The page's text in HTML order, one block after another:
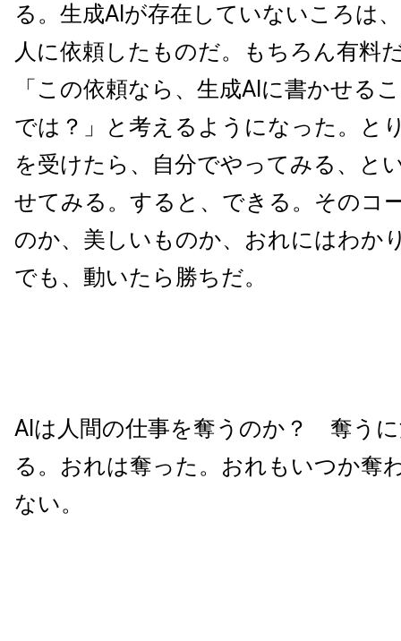
る。生成AIが存在していないころは
人に依頼したものだ。もちろん有料
「この依頼なら、生成AIに書かせる
では？」と考えるようになった。と
を受けたら、自分でやってみる、と
せてみる。すると、できる。そのコ
のか、美しいものか、おれにはわか
でも、動いたら勝ちだ。
AIは人間の仕事を奪うのか？ 奪う
る。おれは奪った。おれもいつか奪
ない。